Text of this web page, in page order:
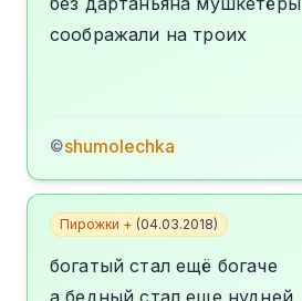
соображали на троих
©shumolechka
Пирожки + (04.03.2018)
богатый стал ещё богаче
а бедный стал еще нудней